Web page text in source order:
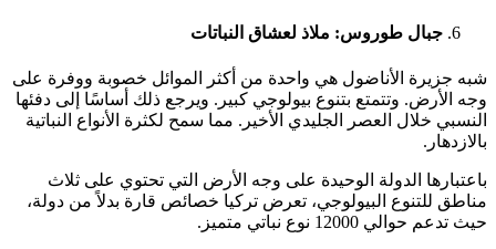
جبال طوروس: ملاذ لعشاق النباتات
شبه جزيرة الأناضول هي واحدة من أكثر الموائل خصوبة ووفرة على
وجه الأرض. وتتمتع بتنوع بيولوجي كبير. ويرجع ذلك أساسًا إلى دفئها
النسبي خلال العصر الجليدي الأخير. مما سمح لكثرة الأنواع النباتية
بالازدهار.
باعتبارها الدولة الوحيدة على وجه الأرض التي تحتوي على ثلاث
مناطق للتنوع البيولوجي، تعرض تركيا خصائص قارة بدلاً من دولة،
حيث تدعم حوالي 12000 نوع نباتي متميز.